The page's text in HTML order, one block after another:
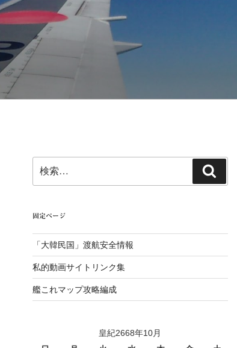
索:
索
固定ページ
「大韓民国」渡航安全情報
私的動画サイトリンク集
艦これマップ攻略編成
皇紀2668年10月